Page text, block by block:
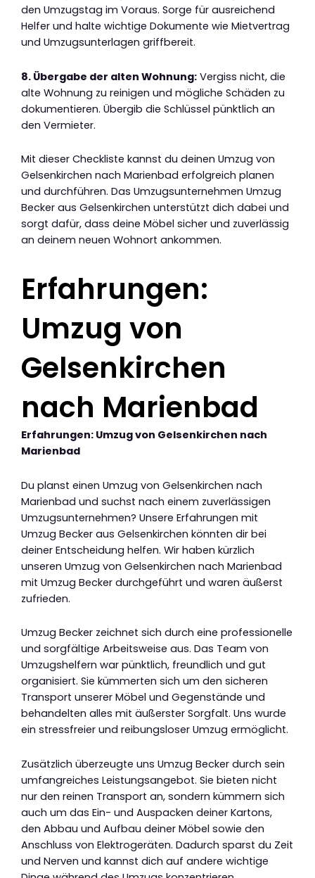
den Umzugstag im Voraus. Sorge für ausreichend
Helfer und halte wichtige Dokumente wie Mietvertrag
und Umzugsunterlagen griffbereit.
8. Übergabe der alten Wohnung: Vergiss nicht, die
alte Wohnung zu reinigen und mögliche Schäden zu
dokumentieren. Übergib die Schlüssel pünktlich an
den Vermieter.
Mit dieser Checkliste kannst du deinen Umzug von
Gelsenkirchen nach Marienbad erfolgreich planen
und durchführen. Das Umzugsunternehmen Umzug
Becker aus Gelsenkirchen unterstützt dich dabei und
sorgt dafür, dass deine Möbel sicher und zuverlässig
an deinem neuen Wohnort ankommen.
Erfahrungen:
Umzug von
Gelsenkirchen
nach Marienbad
Erfahrungen: Umzug von Gelsenkirchen nach
Marienbad
Du planst einen Umzug von Gelsenkirchen nach
Marienbad und suchst nach einem zuverlässigen
Umzugsunternehmen? Unsere Erfahrungen mit
Umzug Becker aus Gelsenkirchen könnten dir bei
deiner Entscheidung helfen. Wir haben kürzlich
unseren Umzug von Gelsenkirchen nach Marienbad
mit Umzug Becker durchgeführt und waren äußerst
zufrieden.
Umzug Becker zeichnet sich durch eine professionelle
und sorgfältige Arbeitsweise aus. Das Team von
Umzugshelfern war pünktlich, freundlich und gut
organisiert. Sie kümmerten sich um den sicheren
Transport unserer Möbel und Gegenstände und
behandelten alles mit äußerster Sorgfalt. Uns wurde
ein stressfreier und reibungsloser Umzug ermöglicht.
Zusätzlich überzeugte uns Umzug Becker durch sein
umfangreiches Leistungsangebot. Sie bieten nicht
nur den reinen Transport an, sondern kümmern sich
auch um das Ein- und Auspacken deiner Kartons,
den Abbau und Aufbau deiner Möbel sowie den
Anschluss von Elektrogeräten. Dadurch sparst du Zeit
und Nerven und kannst dich auf andere wichtige